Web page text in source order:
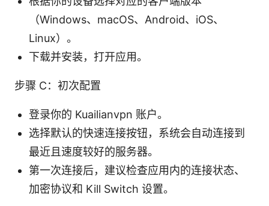
（Windows、macOS、Android、iOS、
Linux）。
下载并安装，打开应用。
步骤 C：初次配置
登录你的 Kuailianvpn 账户。
选择默认的快速连接按钮，系统会自动连接到
最近且速度较好的服务器。
第一次连接后，建议检查应用内的连接状态、
加密协议和 Kill Switch 设置。